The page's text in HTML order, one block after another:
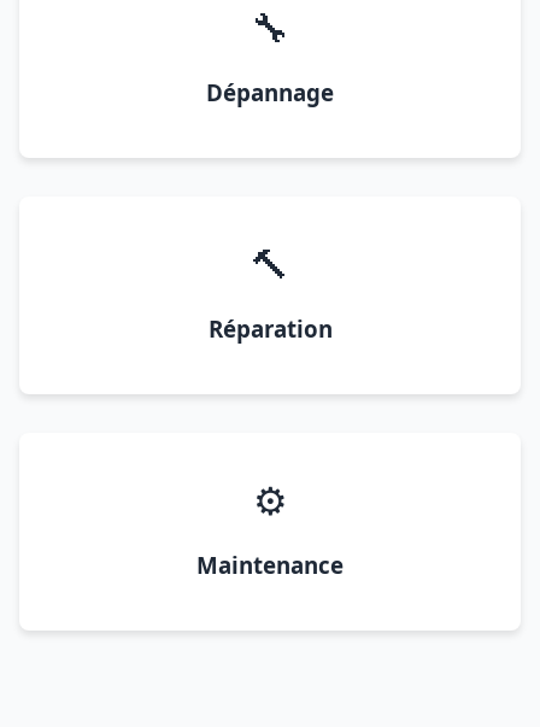
🔧
Dépannage
🔨
Réparation
⚙️
Maintenance